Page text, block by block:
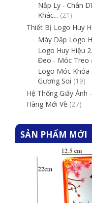
Nắp Ly - Chân
Khác... (21)
Thiết Bị Logo Huy
Máy Dập Logo
Logo Huy Hiệu
Đeo - Móc Treo
Logo Móc Khóa
Gương Soi (19)
Hệ Thống Giấy Ảnh
Hàng Mới Về (27)
SẢN PHẨM MỚI